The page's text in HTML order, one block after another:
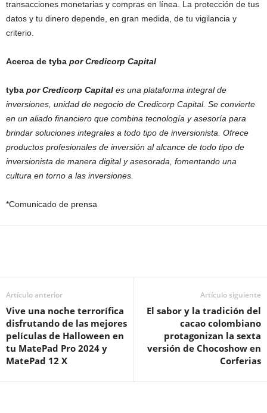
transacciones monetarias y compras en línea. La protección de tus
datos y tu dinero depende, en gran medida, de tu vigilancia y
criterio.
Acerca de tyba por Credicorp Capital
tyba por Credicorp Capital es una plataforma integral de
inversiones, unidad de negocio de Credicorp Capital. Se convierte
en un aliado financiero que combina tecnología y asesoría para
brindar soluciones integrales a todo tipo de inversionista. Ofrece
productos profesionales de inversión al alcance de todo tipo de
inversionista de manera digital y asesorada, fomentando una
cultura en torno a las inversiones.
*Comunicado de prensa
Artículo anterior
Vive una noche terrorífica
disfrutando de las mejores
películas de Halloween en
tu MatePad Pro 2024 y
MatePad 12 X
Artículo siguiente
El sabor y la tradición del
cacao colombiano
protagonizan la sexta
versión de Chocoshow en
Corferias